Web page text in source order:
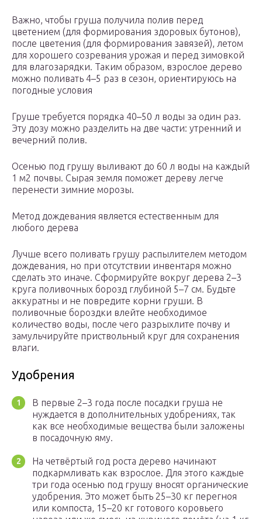
Важно, чтобы груша получила полив перед
цветением (для формирования здоровых бутонов),
после цветения (для формирования завязей), летом
для хорошего созревания урожая и перед зимовкой
для влагозарядки. Таким образом, взрослое дерево
можно поливать 4–5 раз в сезон, ориентируюсь на
погодные условия
Груше требуется порядка 40–50 л воды за один раз.
Эту дозу можно разделить на две части: утренний и
вечерний полив.
Осенью под грушу выливают до 60 л воды на каждый
1 м2 почвы. Сырая земля поможет дереву легче
перенести зимние морозы.
Метод дождевания является естественным для
любого дерева
Лучше всего поливать грушу распылителем методом
дождевания, но при отсутствии инвентаря можно
сделать это иначе. Сформируйте вокруг дерева 2–3
круга поливочных борозд глубиной 5–7 см. Будьте
аккуратны и не повредите корни груши. В
поливочные бороздки влейте необходимое
количество воды, после чего разрыхлите почву и
замульчируйте приствольный круг для сохранения
влаги.
Удобрения
В первые 2–3 года после посадки груша не
нуждается в дополнительных удобрениях, так
как все необходимые вещества были заложены
в посадочную яму.
На четвёртый год роста дерево начинают
подкармливать как взрослое. Для этого каждые
три года осенью под грушу вносят органические
удобрения. Это может быть 25–30 кг перегноя
или компоста, 15–20 кг готового коровьего